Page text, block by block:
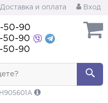
Доставка и оплата Вход
50-90
50-90
50-90